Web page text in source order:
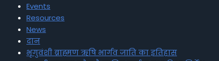
Events
Resources
News
दान
भृगुवंशी ब्राह्मण ऋषि भार्गव जाति का इतिहास